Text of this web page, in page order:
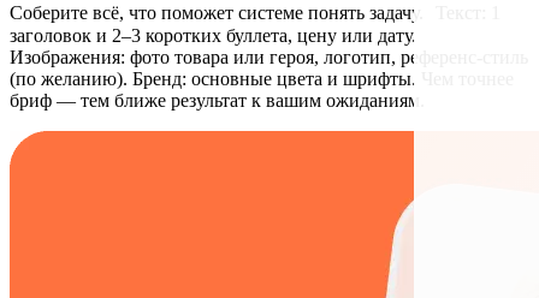
Соберите всё, что поможет системе понять задачу. Текст: 1
заголовок и 2–3 коротких буллета, цену или дату.
Изображения: фото товара или героя, логотип, референс-стиль
(по желанию). Бренд: основные цвета и шрифты. Чем точнее
бриф — тем ближе результат к вашим ожиданиям.